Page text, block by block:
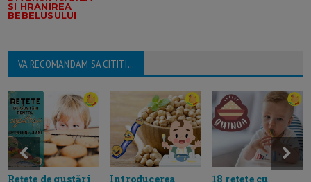
SI HRANIREA
BEBELUSULUI
VA RECOMANDAM SA CITITI...
Rețete de gustări
Introducerea
18 retete cu